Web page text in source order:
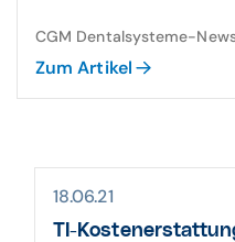
CGM Dentalsysteme-
Zum Artikel
18.06.21
TI-